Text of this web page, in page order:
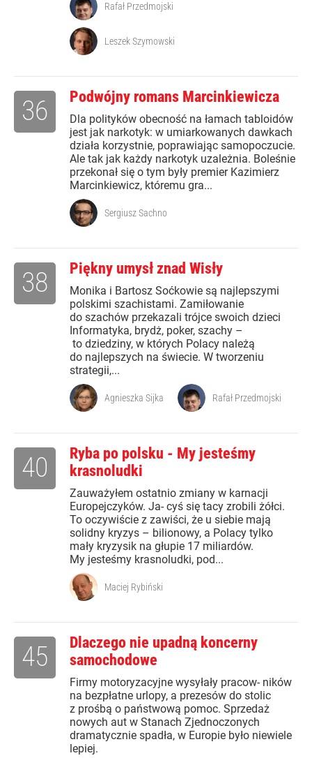
Rafał Przedmojski
Leszek Szymowski
Podwójny romans Marcinkiewicza
Dla polityków obecność na łamach tabloidów
jest jak narkotyk: w umiarkowanych dawkach
działa korzystnie, poprawiając samopoczucie.
Ale tak jak każdy narkotyk uzależnia. Boleśnie
przekonał się o tym były premier Kazimierz
Marcinkiewicz, któremu gra...
36
Sergiusz Sachno
Piękny umysł znad Wisły
Monika i Bartosz Soćkowie są najlepszymi
polskimi szachistami. Zamiłowanie
do szachów przekazali trójce swoich dzieci
Informatyka, brydż, poker, szachy –
to dziedziny, w których Polacy należą
do najlepszych na świecie. W tworzeniu
strategii,...
38
Agnieszka Sijka Rafał Przedmojski
Ryba po polsku - My jesteśmy
krasnoludki
Zauważyłem ostatnio zmiany w karnacji
Europejczyków. Ja- cyś się tacy zrobili żółci.
To oczywiście z zawiści, że u siebie mają
solidny kryzys – bilionowy, a Polacy tylko
mały kryzysik na głupie 17 miliardów.
My jesteśmy krasnoludki, pod...
40
Maciej Rybiński
Dlaczego nie upadną koncerny
samochodowe
Firmy motoryzacyjne wysyłały pracow- ników
na bezpłatne urlopy, a prezesów do stolic
z prośbą o państwową pomoc. Sprzedaż
nowych aut w Stanach Zjednoczonych
dramatycznie spadła, w Europie było niewiele
lepiej.
45